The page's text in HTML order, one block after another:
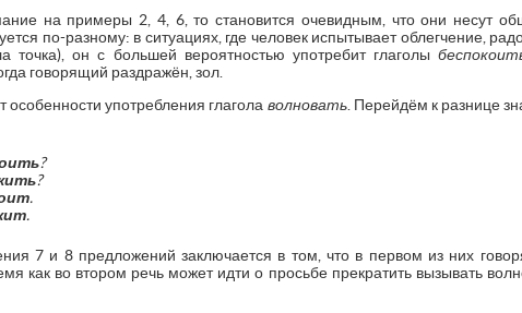
на примеры 2, 4, 6, то становится очевидным, что они несут
по-разному: в ситуациях, где человек испытывает облегчение,
точка), он с большей вероятностью употребит глаголы
говорящий раздражён, зол.
употребления глагола волновать. Перейдём к разнице
?
?
.
.
7 и 8 предложений заключается в том, что в первом из них
как во втором речь может идти о просьбе прекратить вызывать